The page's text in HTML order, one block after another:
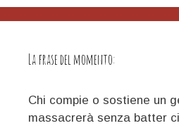
la
pandemica
La frase del momento:
Chi compie o sostiene un
massacrerà senza batter